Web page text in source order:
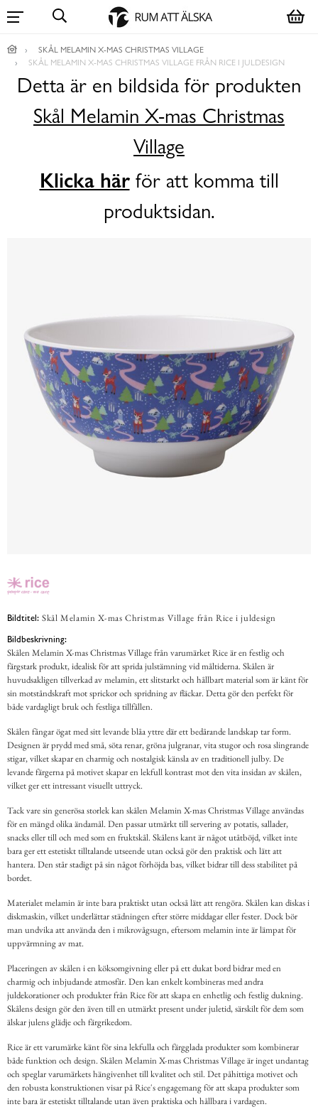
SKÅL MELAMIN X-MAS CHRISTMAS VILLAGE
SKÅL MELAMIN X-MAS CHRISTMAS VILLAGE FRÅN RICE I JULDESIGN
Detta är en bildsida för produkten
Skål Melamin X-mas Christmas
Village
Klicka härför att komma till
produktsidan.
Bildtitel: Skål Melamin X-mas Christmas Village från Rice i juldesign
Bildbeskrivning:
Skålen Melamin X-mas Christmas Village från varumärket Rice är en festlig och
färgstark produkt, idealisk för att sprida julstämning vid måltiderna. Skålen är
huvudsakligen tillverkad av melamin, ett slitstarkt och hållbart material som är känt för
sin motståndskraft mot sprickor och spridning av fläckar. Detta gör den perfekt för
både vardagligt bruk och festliga tillfällen.
Skålen fångar ögat med sitt levande blåa yttre där ett bedårande landskap tar form.
Designen är prydd med små, söta renar, gröna julgranar, vita stugor och rosa slingrande
stigar, vilket skapar en charmig och nostalgisk känsla av en traditionell julby. De
levande färgerna på motivet skapar en lekfull kontrast mot den vita insidan av skålen,
vilket ger ett intressant visuellt uttryck.
Tack vare sin generösa storlek kan skålen Melamin X-mas Christmas Village användas
för en mängd olika ändamål. Den passar utmärkt till servering av potatis, sallader,
snacks eller till och med som en fruktskål. Skålens kant är något utåtböjd, vilket inte
bara ger ett estetiskt tilltalande utseende utan också gör den praktisk och lätt att
hantera. Den står stadigt på sin något förhöjda bas, vilket bidrar till dess stabilitet på
bordet.
Materialet melamin är inte bara praktiskt utan också lätt att rengöra. Skålen kan diskas i
diskmaskin, vilket underlättar städningen efter större middagar eller fester. Dock bör
man undvika att använda den i mikrovågsugn, eftersom melamin inte är lämpat för
uppvärmning av mat.
Placeringen av skålen i en köksomgivning eller på ett dukat bord bidrar med en
charmig och inbjudande atmosfär. Den kan enkelt kombineras med andra
juldekorationer och produkter från Rice för att skapa en enhetlig och festlig dukning.
Skålens design gör den även till en utmärkt present under juletid, särskilt för dem som
älskar julens glädje och färgrikedom.
Rice är ett varumärke känt för sina lekfulla och färgglada produkter som kombinerar
både funktion och design. Skålen Melamin X-mas Christmas Village är inget undantag
och speglar varumärkets hängivenhet till kvalitet och stil. Det påhittiga motivet och
den robusta konstruktionen visar på Rice's engagemang för att skapa produkter som
inte bara är estetiskt tilltalande utan även praktiska och hållbara i vardagen.